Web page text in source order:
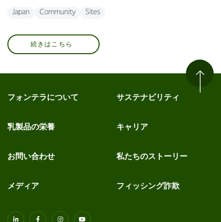
Japan Community Sites
続きはこちら
フォンテラについて サステナビリティ
乳製品の栄養 キャリア
お問い合わせ 私たちのストーリー
メディア フィッシング詐欺